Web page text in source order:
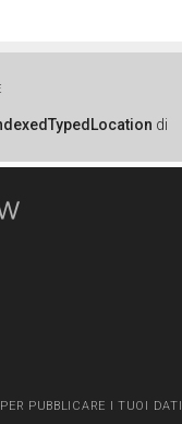
di
PUBBLICARE I TUOI DATI